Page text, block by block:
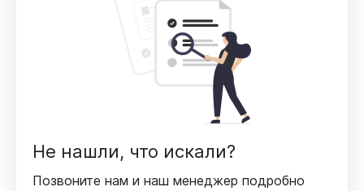
Не нашли, что искали?
Позвоните нам и наш менеджер подробно